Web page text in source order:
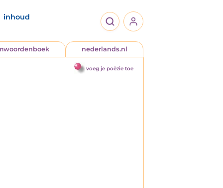
inhoud
nederlands.nl
voeg je poëzie toe